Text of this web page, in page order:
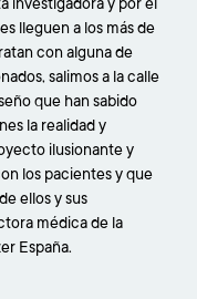
lleguen a los más de
con alguna de
salimos a la calle
que han sabido
la realidad y
ilusionante y
los pacientes y que
ellos y sus
médica de la
España.